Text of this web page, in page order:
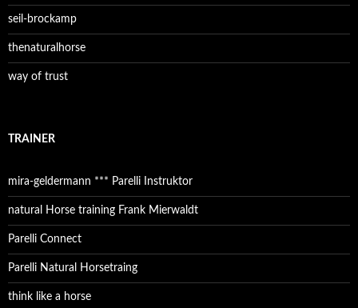
seil-brockamp
thenaturalhorse
way of trust
TRAINER
mira-geldermann *** Parelli Instruktor
natural Horse training Frank Mierwaldt
Parelli Connect
Parelli Natural Horsetraing
think like a horse